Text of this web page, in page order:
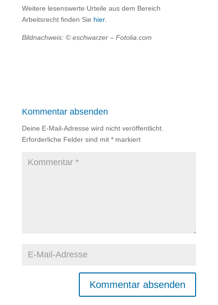
Weitere lesenswerte Urteile aus dem Bereich
Arbeitsrecht finden Sie hier.
Bildnachweis: © eschwarzer – Fotolia.com
Kommentar absenden
Deine E-Mail-Adresse wird nicht veröffentlicht.
Erforderliche Felder sind mit *markiert